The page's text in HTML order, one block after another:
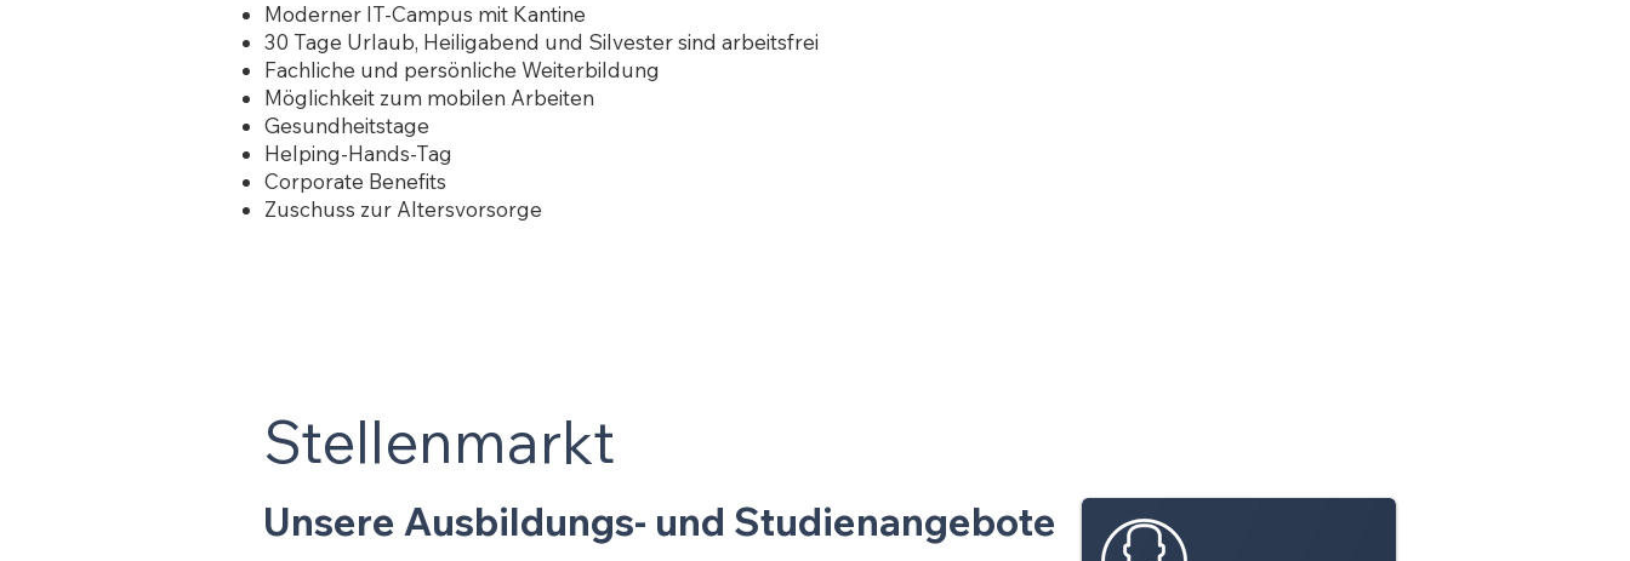
Moderner IT-Campus mit Kantine
30 Tage Urlaub, Heiligabend und Silvester sind arbeitsfrei
Fachliche und persönliche Weiterbildung
Möglichkeit zum mobilen Arbeiten
Gesundheitstage
Helping-Hands-Tag
Corporate Benefits
Zuschuss zur Altersvorsorge
Stellenmarkt
Unsere Ausbildungs- und Studienangebote